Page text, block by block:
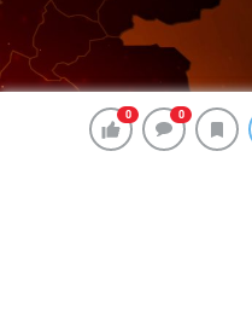
0 0
0 0